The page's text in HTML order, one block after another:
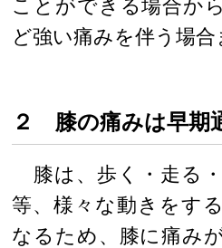
ことができる場合か
ど強い痛みを伴う場合
２ 膝の痛みは早期
膝は、歩く・走る
等、様々な動きをす
なるため、膝に痛み